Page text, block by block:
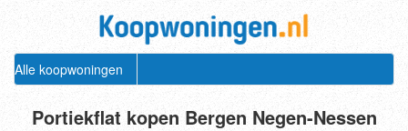
Alle koopwoningen
Portiekflat kopen Bergen Negen-Nessen